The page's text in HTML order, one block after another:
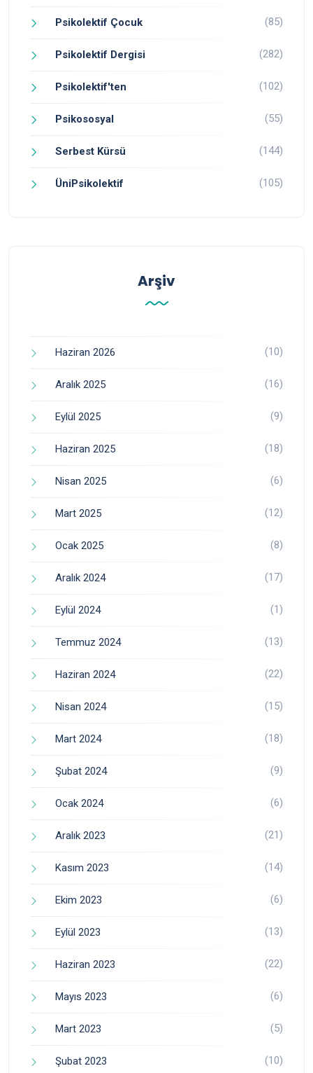
Psikolektif Çocuk (85)
Psikolektif Dergisi (282)
Psikolektif'ten (102)
Psikososyal (55)
Serbest Kürsü (144)
ÜniPsikolektif (105)
Arşiv
Haziran 2026 (10)
Aralık 2025 (16)
Eylül 2025 (9)
Haziran 2025 (18)
Nisan 2025 (6)
Mart 2025 (12)
Ocak 2025 (8)
Aralık 2024 (17)
Eylül 2024 (1)
Temmuz 2024 (13)
Haziran 2024 (22)
Nisan 2024 (15)
Mart 2024 (18)
Şubat 2024 (9)
Ocak 2024 (6)
Aralık 2023 (21)
Kasım 2023 (14)
Ekim 2023 (6)
Eylül 2023 (13)
Haziran 2023 (22)
Mayıs 2023 (6)
Mart 2023 (5)
Şubat 2023 (10)